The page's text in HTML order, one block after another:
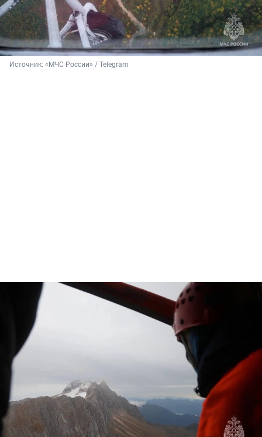
Источник: «МЧС России» / Telegram